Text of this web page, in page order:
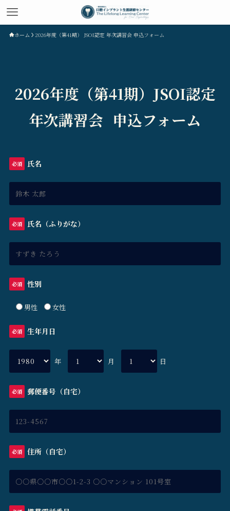
ホーム 2026年度（第41期） JSOI認定 年次講習会 申込フォーム
2026年度（第41期）JSOI認定
年次講習会 申込フォーム
必須 氏名
必須 氏名（ふりがな）
必須 性別
男性 女性
必須 生年月日
年 月 日
必須 郵便番号（自宅）
必須 住所（自宅）